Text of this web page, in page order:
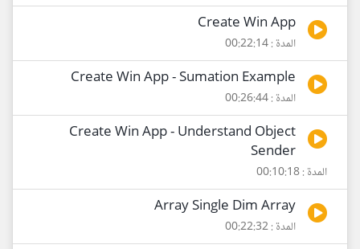
Create Win App
المدة : 00:22:14
Create Win App - Sumation Example
المدة : 00:26:44
Create Win App - Understand Object
Sender
المدة : 00:10:18
Array Single Dim Array
المدة : 00:22:32